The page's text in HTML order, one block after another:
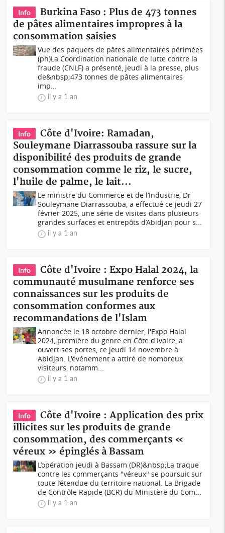
Info
Burkina Faso : Plus de 473 tonnes
de pâtes alimentaires impropres à la
consommation saisies
Vue des paquets de pâtes alimentaires périmées
(ph)La Coordination nationale de lutte contre la
fraude (CNLF) a présenté, jeudi à la presse, plus
de&nbsp;473 tonnes de pâtes alimentaires
imp...
il y a 1 an
Info
Côte d'Ivoire: Ramadan,
Souleymane Diarrassouba rassure sur la
disponibilité des produits de grande
consommation comme le riz, le sucre,
l'huile de palme, le lait...
Le ministre du Commerce et de l’Industrie, Dr
Souleymane Diarrassouba, a effectué ce jeudi 27
février 2025, une série de visites dans plusieurs
grandes surfaces et entrepôts d’Abidjan pour s...
il y a 1 an
Info
Côte d'Ivoire : Expo Halal 2024, la
communauté musulmane renforce ses
connaissances sur les produits de
consommation conformes aux
recommandations de l'Islam
Annoncée le 18 octobre dernier, l'Expo Halal
2024, première du genre en Côte d'Ivoire, a
ouvert ses portes, ce jeudi 14 novembre à
Abidjan. L'événement a attiré de nombreux
visiteurs, notamm...
il y a 1 an
Info
Côte d'Ivoire : Application des prix
illicites sur les produits de grande
consommation, des commerçants «
véreux » épinglés à Bassam
L’opération jeudi à Bassam (DR)&nbsp;La traque
contre les commerçants "véreux" se poursuit sur
toute l’étendue du territoire national. La Brigade
de Contrôle Rapide (BCR) du Ministère du Com...
il y a 1 an